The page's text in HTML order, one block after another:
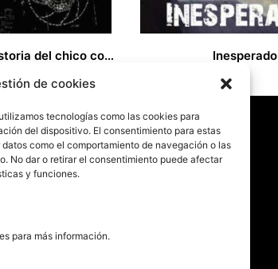
de cookies
tecnologías como las cookies para
del dispositivo. El consentimiento para estas
como el comportamiento de navegación o las
No dar o retirar el consentimiento puede afectar
y funciones.
para más información.
La increíble historia del chico con dientes de metal Inesperado
La editorial